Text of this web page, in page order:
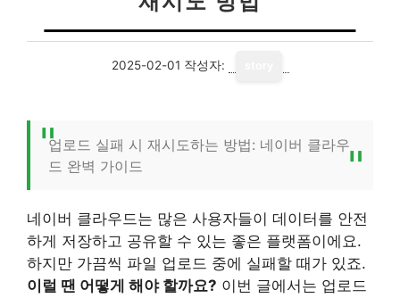
2025-02-01 작성자:
업로드 실패 시 재시도하는 방법: 네이버 클라우
드 완벽 가이드
네이버 클라우드는 많은 사용자들이 데이터를 안전
하게 저장하고 공유할 수 있는 좋은 플랫폼이에요.
하지만 가끔씩 파일 업로드 중에 실패할 때가 있죠.
이럴 땐 어떻게 해야 할까요? 이번 글에서는 업로드